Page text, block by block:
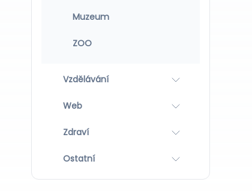
Muzeum
ZOO
Vzdělávání
Web
Zdraví
Ostatní